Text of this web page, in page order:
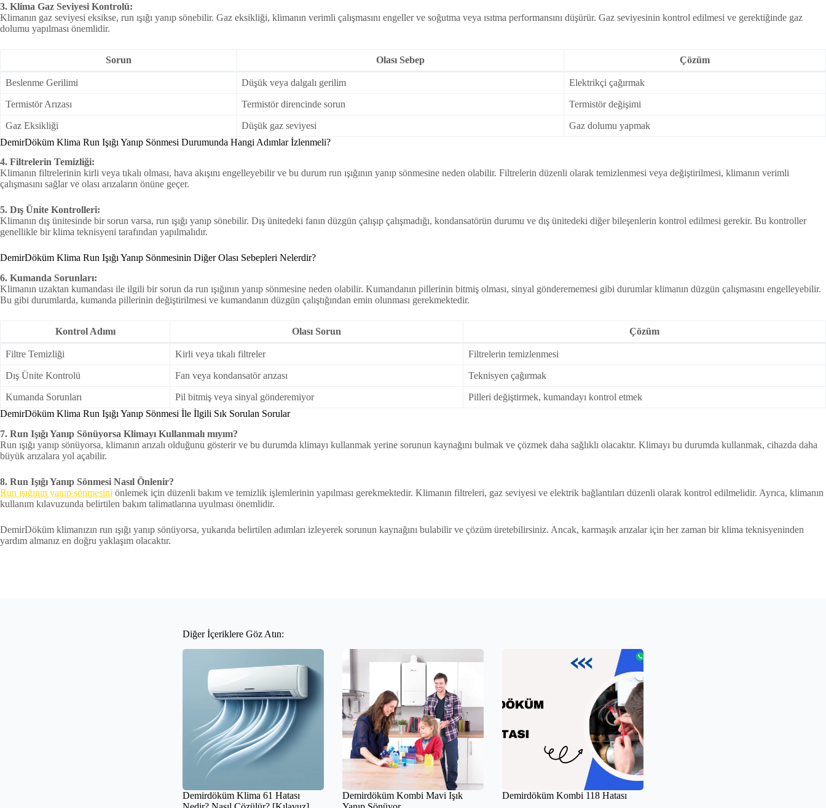
3. Klima Gaz Seviyesi Kontrolü:
Klimanın gaz seviyesi eksikse, run ışığı yanıp sönebilir. Gaz eksikliği, klimanın verimli çalışmasını engeller ve soğutma veya ısıtma performansını düşürür. Gaz seviyesinin kontrol edilmesi ve gerektiğinde gaz
dolumu yapılması önemlidir.
Sorun Olası Sebep Çözüm
Beslenme Gerilimi Düşük veya dalgalı gerilim Elektrikçi çağırmak
Termistör Arızası Termistör direncinde sorun Termistör değişimi
Gaz Eksikliği Düşük gaz seviyesi
Gaz dolumu yapmak
DemirDöküm Klima Run Işığı Yanıp Sönmesi Durumunda Hangi Adımlar İzlenmeli?
4. Filtrelerin Temizliği:
Klimanın filtrelerinin kirli veya tıkalı olması, hava akışını engelleyebilir ve bu durum run ışığının yanıp sönmesine neden olabilir. Filtrelerin düzenli olarak temizlenmesi veya değiştirilmesi, klimanın verimli
çalışmasını sağlar ve olası arızaların önüne geçer.
5. Dış Ünite Kontrolleri:
Klimanın dış ünitesinde bir sorun varsa, run ışığı yanıp sönebilir. Dış ünitedeki fanın düzgün çalışıp çalışmadığı, kondansatörün durumu ve dış ünitedeki diğer bileşenlerin kontrol edilmesi gerekir. Bu kontroller
genellikle bir klima teknisyeni tarafından yapılmalıdır.
DemirDöküm Klima Run Işığı Yanıp Sönmesinin Diğer Olası Sebepleri Nelerdir?
6. Kumanda Sorunları:
Klimanın uzaktan kumandası ile ilgili bir sorun da run ışığının yanıp sönmesine neden olabilir. Kumandanın pillerinin bitmiş olması, sinyal gönderememesi gibi durumlar klimanın düzgün çalışmasını engelleyebilir.
Bu gibi durumlarda, kumanda pillerinin değiştirilmesi ve kumandanın düzgün çalıştığından emin olunması gerekmektedir.
Kontrol Adımı Olası Sorun Çözüm
Filtre Temizliği Kirli veya tıkalı filtreler Filtrelerin temizlenmesi
Dış Ünite Kontrolü Fan veya kondansatör arızası Teknisyen çağırmak
Kumanda Sorunları Pil bitmiş veya sinyal gönderemiyor
Pilleri değiştirmek, kumandayı kontrol etmek
DemirDöküm Klima Run Işığı Yanıp Sönmesi İle İlgili Sık Sorulan Sorular
7. Run Işığı Yanıp Sönüyorsa Klimayı Kullanmalı mıyım?
Run ışığı yanıp sönüyorsa, klimanın arızalı olduğunu gösterir ve bu durumda klimayı kullanmak yerine sorunun kaynağını bulmak ve çözmek daha sağlıklı olacaktır. Klimayı bu durumda kullanmak, cihazda daha
büyük arızalara yol açabilir.
8. Run Işığı Yanıp Sönmesi Nasıl Önlenir?
Run ışığının yanıp sönmesini önlemek için düzenli bakım ve temizlik işlemlerinin yapılması gerekmektedir. Klimanın filtreleri, gaz seviyesi ve elektrik bağlantıları düzenli olarak kontrol edilmelidir. Ayrıca, klimanın
kullanım kılavuzunda belirtilen bakım talimatlarına uyulması önemlidir.
DemirDöküm klimanızın run ışığı yanıp sönüyorsa, yukarıda belirtilen adımları izleyerek sorunun kaynağını bulabilir ve çözüm üretebilirsiniz. Ancak, karmaşık arızalar için her zaman bir klima teknisyeninden
yardım almanız en doğru yaklaşım olacaktır.
Diğer İçeriklere Göz Atın:
Demirdöküm Klima 61 Hatası
Demirdöküm Kombi Mavi Işık
Demirdöküm Kombi 118 Hatası